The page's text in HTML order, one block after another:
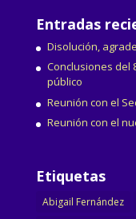
Entradas
Disolución,
Conclusiones del
público
Reunión con el
Reunión con el
Etiquetas
Abigail Fernández